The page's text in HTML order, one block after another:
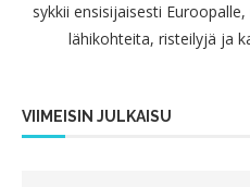
sykkii ensisijaisesti
lähikohteita, risteilyjä ja
VIIMEISIN JULKAISU